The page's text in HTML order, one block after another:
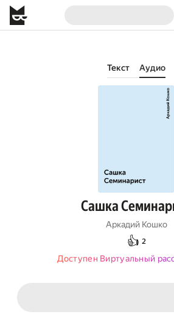
Текст Аудио
Сашка
Аркадий Кошко
👍 2
Доступен Виртуальный